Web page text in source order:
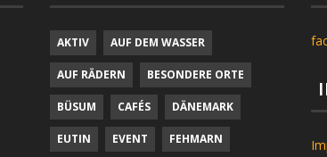
AKTIV AUF DEM WASSER
AUF RÄDERN BESONDERE ORTE
BÜSUM CAFÉS DÄNEMARK
EUTIN EVENT FEHMARN